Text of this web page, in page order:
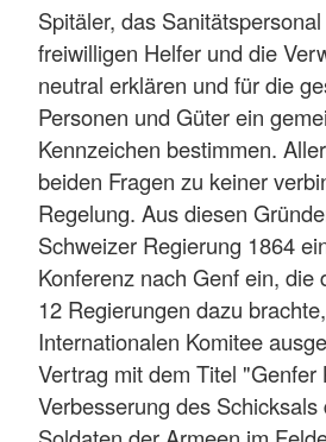
Spitäler, das
freiwilligen Helfer und die
neutral erklären und für die
Personen und Güter ein
Kennzeichen bestimmen.
beiden Fragen zu keiner
Regelung. Aus diesen
Schweizer Regierung 1864
Konferenz nach Genf ein, die
12 Regierungen dazu
Internationalen Komitee
Vertrag mit dem Titel "Genfer
Verbesserung des